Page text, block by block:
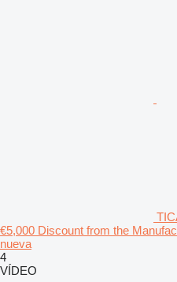
€5,000 Discount from the
nueva
4
VÍDEO